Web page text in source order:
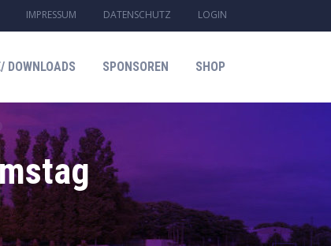
IMPRESSUM DATENSCHUTZ LOGIN
DOWNLOADS SPONSOREN SHOP